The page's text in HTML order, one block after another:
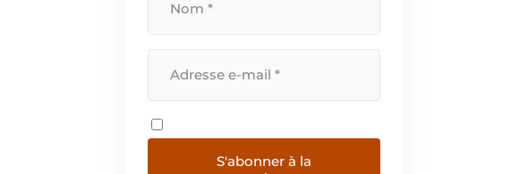
S'abonner à la